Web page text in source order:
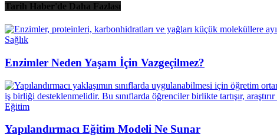
Tarih Haber'de Daha Fazlası
Sağlık
Enzimler Neden Yaşam İçin Vazgeçilmez?
Eğitim
Yapılandırmacı Eğitim Modeli Ne Sunar